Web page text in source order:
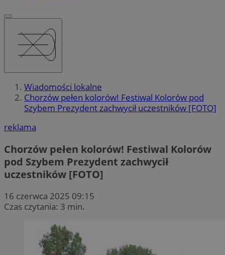
Wiadomości lokalne
Chorzów pełen kolorów! Festiwal Kolorów pod
Szybem Prezydent zachwycił uczestników [FOTO]
reklama
Chorzów pełen kolorów! Festiwal Kolorów
pod Szybem Prezydent zachwycił
uczestników [FOTO]
16 czerwca 2025 09:15
Czas czytania: 3 min.